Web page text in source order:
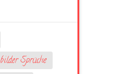
bilder Sprüche